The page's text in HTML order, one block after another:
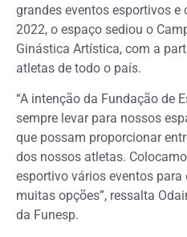
grandes eventos esportivos
2022, o espaço sediou o
Ginástica Artística, com a
atletas de todo o país.
“A intenção da Fundação de
sempre levar para nossos
que possam proporcionar
dos nossos atletas.
esportivo vários eventos
muitas opções”, ressalta
da Funesp.